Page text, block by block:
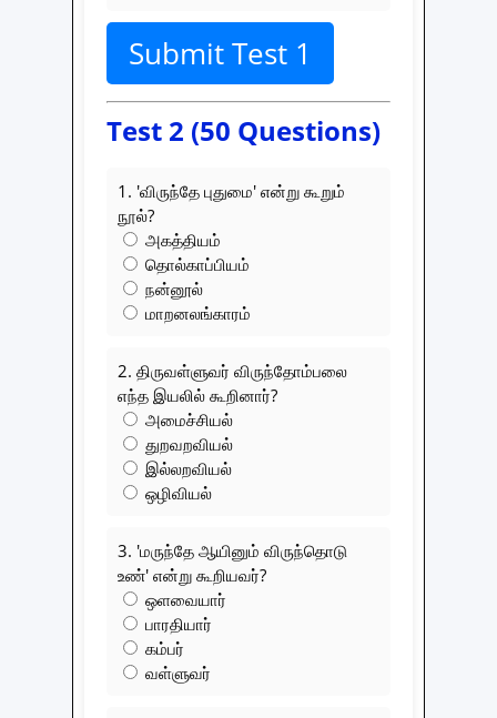
Submit Test 1
Test 2 (50 Questions)
1. 'விருந்தே புதுமை' என்று கூறும்
நூல்?
அகத்தியம்
தொல்காப்பியம்
நன்னூல்
மாறனலங்காரம்
2. திருவள்ளுவர் விருந்தோம்பலை
எந்த இயலில் கூறினார்?
அமைச்சியல்
துறவறவியல்
இல்லறவியல்
ஒழிவியல்
3. 'மருந்தே ஆயினும் விருந்தொடு
உண்' என்று கூறியவர்?
ஒளவையார்
பாரதியார்
கம்பர்
வள்ளுவர்